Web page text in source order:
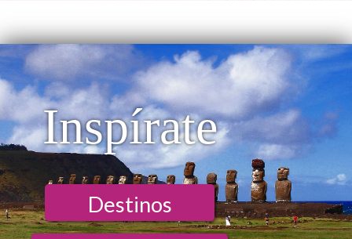
Inspírate
Destinos